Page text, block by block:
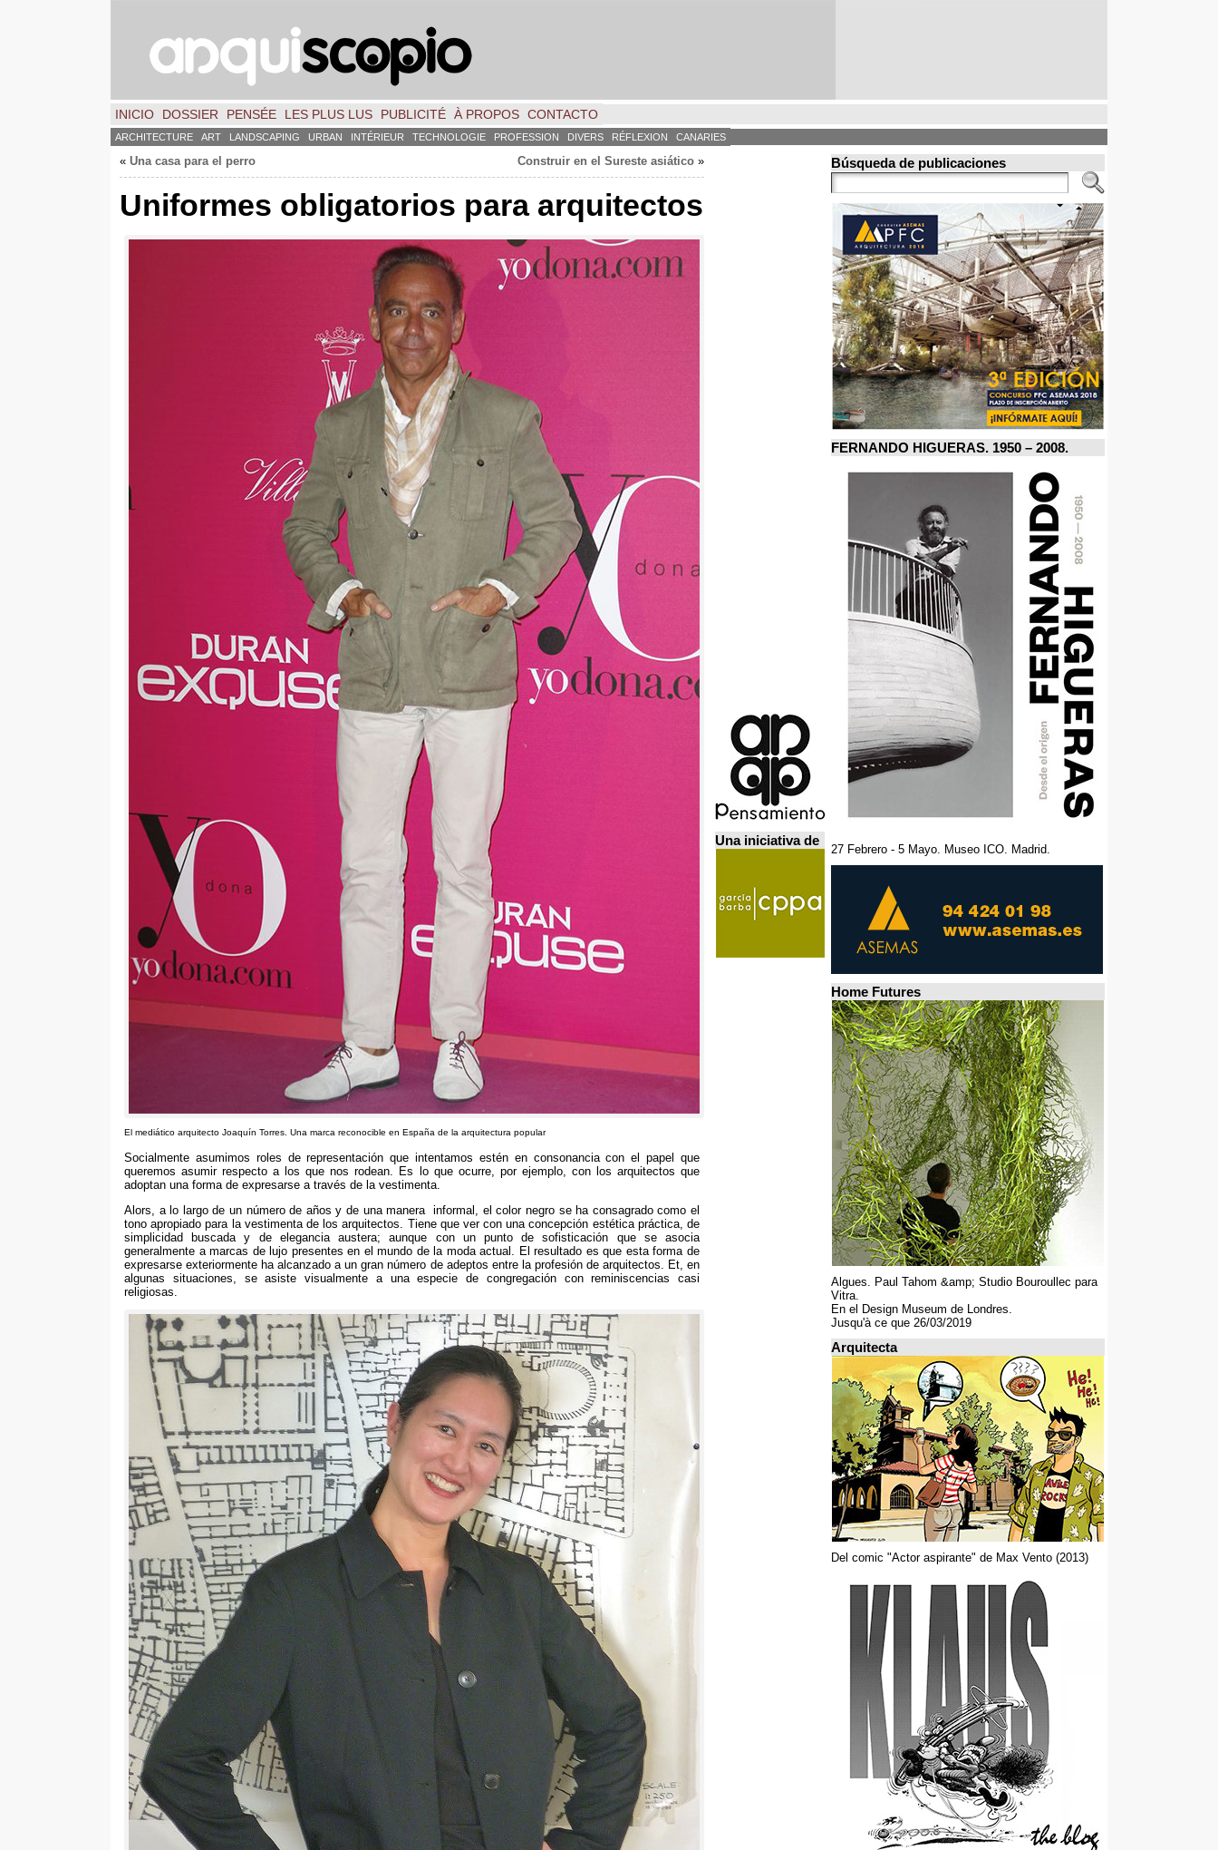
INICIO DOSSIER PENSÉE LES PLUS LUS PUBLICITÉ À PROPOS CONTACTO
ARCHITECTURE ART LANDSCAPING URBAN INTÉRIEUR TECHNOLOGIE PROFESSION DIVERS RÉFLEXION CANARIES
« Una casa para el perro Construir en el Sureste asiático »
Uniformes obligatorios para arquitectos
El mediático arquitecto Joaquín Torres Una marca reconocible en España de la arquitectura popular
Socialmente asumimos roles de representación que intentamos estén en consonancia con el papel que
queremos asumir respecto a los que nos rodean
Es lo que ocurre, por ejemplo, con los arquitectos que
adoptan una forma de expresarse a través de la vestimenta
Alors, a lo largo de un número de años y de una manera informal
el color negro se ha consagrado como el
tono apropiado para la vestimenta de los arquitectos
Tiene que ver con una concepción estética práctica, de
simplicidad buscada y de elegancia austera;aunque con un punto de sofisticación que se asocia
generalmente a marcas de lujo presentes en el mundo de la moda actual
El resultado es que esta forma de
expresarse exteriormente ha alcanzado a un gran número de adeptos entre la profesión de arquitectos . Et, en
algunas situaciones
se asiste visualmente a una especie de congregación con reminiscencias casi
religiosas
Una iniciativa de
Búsqueda de publicaciones
FERNANDO HIGUERAS. 1950 – 2008.
27 Febrero - 5 Mayo. Museo ICO. Madrid.
Home Futures
Algues. Paul Tahom &amp; Studio Bouroullec para
Vitra.
En el Design Museum de Londres.
Jusqu'à ce que 26/03/2019
Arquitecta
Del comic "Actor aspirante" de Max Vento (2013)